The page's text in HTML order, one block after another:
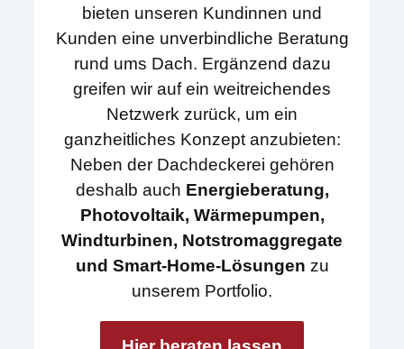
bieten unseren Kundinnen und
Kunden eine unverbindliche Beratung
rund ums Dach. Ergänzend dazu
greifen wir auf ein weitreichendes
Netzwerk zurück, um ein
ganzheitliches Konzept anzubieten:
Neben der Dachdeckerei gehören
deshalb auch Energieberatung,
Photovoltaik, Wärmepumpen,
Windturbinen, Notstromaggregate
und Smart-Home-Lösungen zu
unserem Portfolio.